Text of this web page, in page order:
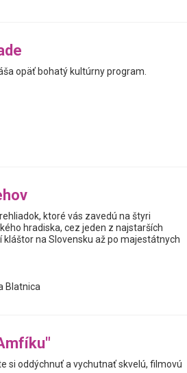
opäť bohatý kultúrny program.
ktoré vás zavedú na štyri
hradiska, cez jeden z najstarších
na Slovensku až po majestátnych
Blatnica
si oddýchnuť a vychutnať skvelú, filmovú